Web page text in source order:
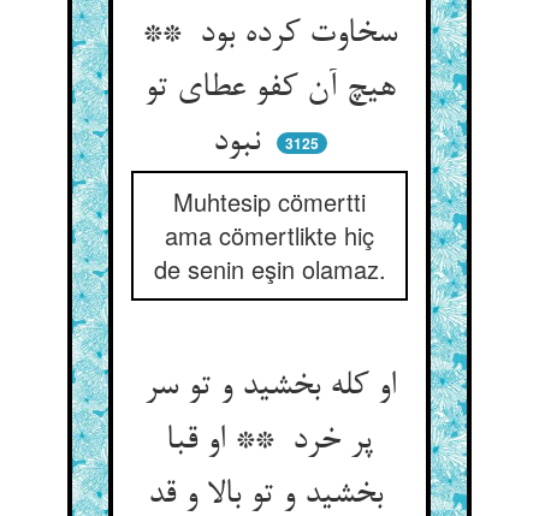
سخاوت کرده بود **
هیچ آن کفو عطای تو
نبود
3125
Muhtesip cömertti
ama cömertlikte hiç
de senin eşin olamaz.
او کله بخشید و تو سر
پر خرد ** او قبا
بخشید و تو بالا و قد